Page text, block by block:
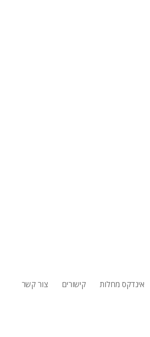
אינדקס מחלות קישורים
צור קשר